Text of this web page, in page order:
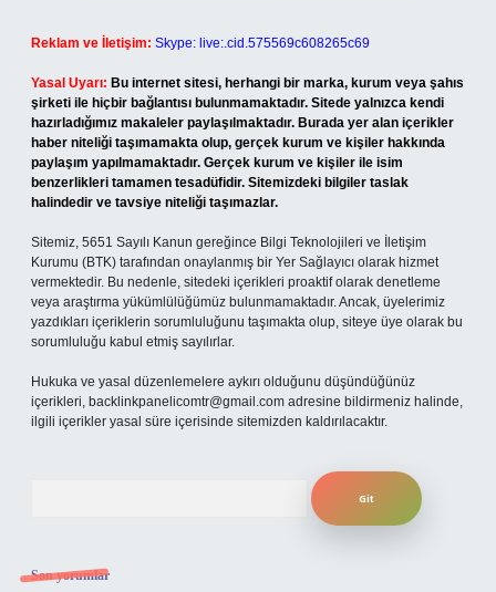
Reklam ve İletişim: Skype: live:.cid.575569c608265c69
Yasal Uyarı: Bu internet sitesi, herhangi bir marka, kurum veya şahıs
şirketi ile hiçbir bağlantısı bulunmamaktadır. Sitede yalnızca kendi
hazırladığımız makaleler paylaşılmaktadır. Burada yer alan içerikler
haber niteliği taşımamakta olup, gerçek kurum ve kişiler hakkında
paylaşım yapılmamaktadır. Gerçek kurum ve kişiler ile isim
benzerlikleri tamamen tesadüfidir. Sitemizdeki bilgiler taslak
halindedir ve tavsiye niteliği taşımazlar.
Sitemiz, 5651 Sayılı Kanun gereğince Bilgi Teknolojileri ve İletişim
Kurumu (BTK) tarafından onaylanmış bir Yer Sağlayıcı olarak hizmet
vermektedir. Bu nedenle, sitedeki içerikleri proaktif olarak denetleme
veya araştırma yükümlülüğümüz bulunmamaktadır. Ancak, üyelerimiz
yazdıkları içeriklerin sorumluluğunu taşımakta olup, siteye üye olarak bu
sorumluluğu kabul etmiş sayılırlar.
Hukuka ve yasal düzenlemelere aykırı olduğunu düşündüğünüz
içerikleri, backlinkpanelicomtr@gmail.com adresine bildirmeniz halinde,
ilgili içerikler yasal süre içerisinde sitemizden kaldırılacaktır.
Son yorumlar